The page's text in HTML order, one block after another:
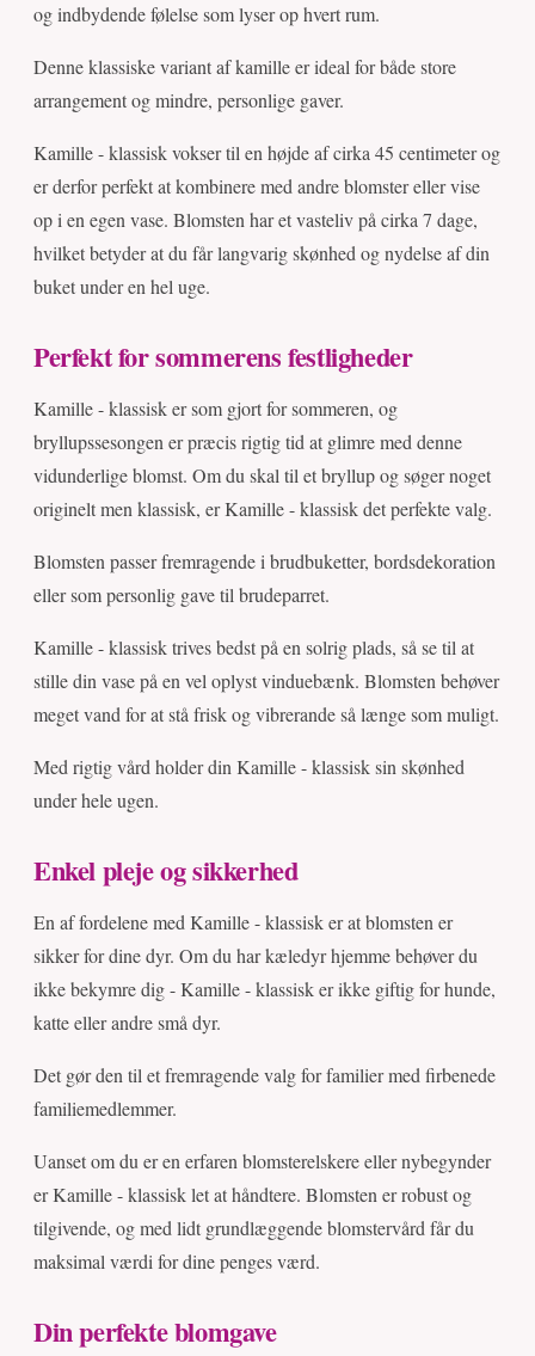
og indbydende følelse som lyser op hvert rum.
Denne klassiske variant af kamille er ideal for både store
arrangement og mindre, personlige gaver.
Kamille - klassisk vokser til en højde af cirka 45 centimeter og
er derfor perfekt at kombinere med andre blomster eller vise
op i en egen vase. Blomsten har et vasteliv på cirka 7 dage,
hvilket betyder at du får langvarig skønhed og nydelse af din
buket under en hel uge.
Perfekt for sommerens festligheder
Kamille - klassisk er som gjort for sommeren, og
bryllupssesongen er præcis rigtig tid at glimre med denne
vidunderlige blomst. Om du skal til et bryllup og søger noget
originelt men klassisk, er Kamille - klassisk det perfekte valg.
Blomsten passer fremragende i brudbuketter, bordsdekoration
eller som personlig gave til brudeparret.
Kamille - klassisk trives bedst på en solrig plads, så se til at
stille din vase på en vel oplyst vinduebænk. Blomsten behøver
meget vand for at stå frisk og vibrerande så længe som muligt.
Med rigtig vård holder din Kamille - klassisk sin skønhed
under hele ugen.
Enkel pleje og sikkerhed
En af fordelene med Kamille - klassisk er at blomsten er
sikker for dine dyr. Om du har kæledyr hjemme behøver du
ikke bekymre dig - Kamille - klassisk er ikke giftig for hunde,
katte eller andre små dyr.
Det gør den til et fremragende valg for familier med firbenede
familiemedlemmer.
Uanset om du er en erfaren blomsterelskere eller nybegynder
er Kamille - klassisk let at håndtere. Blomsten er robust og
tilgivende, og med lidt grundlæggende blomstervård får du
maksimal værdi for dine penges værd.
Din perfekte blomgave